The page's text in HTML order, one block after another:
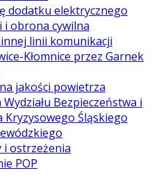
dodatku elektrycznego
i obrona cywilna
linii komunikacji
Kłomnice przez Garnek
jakości powietrza
Bezpieczeństwa i
Kryzysowego Śląskiego
i ostrzeżenia
POP